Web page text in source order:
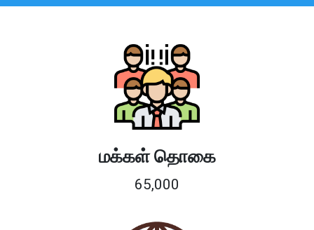
மக்கள் தொகை
65,000